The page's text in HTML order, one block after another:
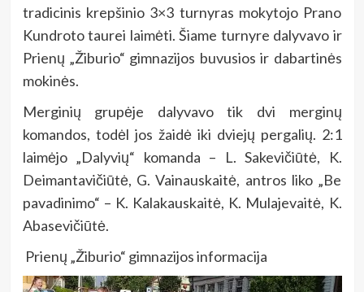
tradicinis krepšinio 3×3 turnyras mokytojo Prano
Kundroto taurei laimėti. Šiame turnyre dalyvavo ir
Prienų „Žiburio“ gimnazijos buvusios ir dabartinės
mokinės.
Merginių grupėje dalyvavo tik dvi merginų
komandos, todėl jos žaidė iki dviejų pergalių. 2:1
laimėjo „Dalyvių“ komanda – L. Sakevičiūtė, K.
Deimantavičiūtė, G. Vainauskaitė, antros liko „Be
pavadinimo“ – K. Kalakauskaitė, K. Mulajevaitė, K.
Abasevičiūtė.
Prienų „Žiburio“ gimnazijos informacija